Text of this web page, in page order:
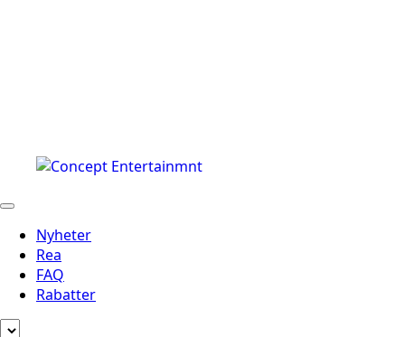
Nyheter
Rea
FAQ
Rabatter